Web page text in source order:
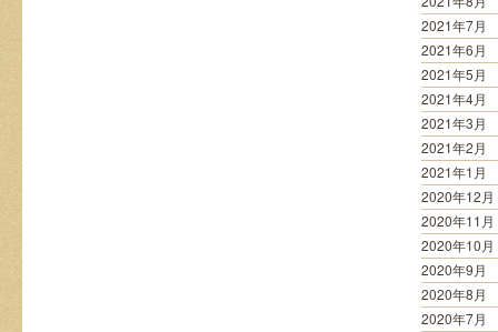
2021年7月
2021年6月
2021年5月
2021年4月
2021年3月
2021年2月
2021年1月
2020年12月
2020年11月
2020年10月
2020年9月
2020年8月
2020年7月